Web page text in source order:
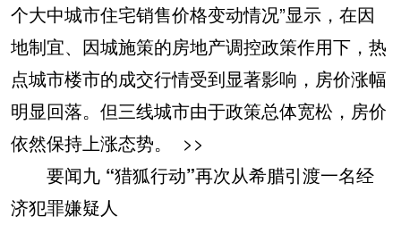
个大中城市住宅销售价格变动情况”显示，在因
地制宜、因城施策的房地产调控政策作用下，热
点城市楼市的成交行情受到显著影响，房价涨幅
明显回落。但三线城市由于政策总体宽松，房价
依然保持上涨态势。 >>
要闻九 “猎狐行动”再次从希腊引渡一名经
济犯罪嫌疑人